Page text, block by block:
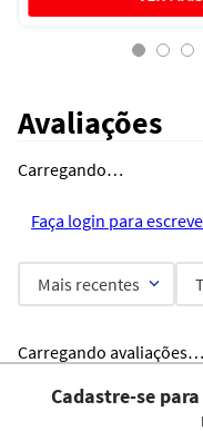
Avaliações
Carregando…
Faça login para
Mais recentes
Carregando avaliações…
Cadastre-se